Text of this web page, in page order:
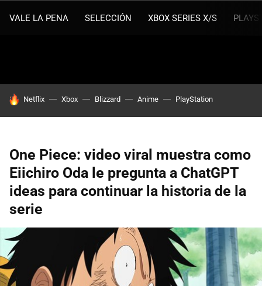
VALE LA PENA SELECCIÓN XBOX SERIES X/S
HOY SE HABLA DE
Netflix Xbox Blizzard Anime PlayStation
One Piece: video viral muestra como
Eiichiro Oda le pregunta a ChatGPT
ideas para continuar la historia de la
serie